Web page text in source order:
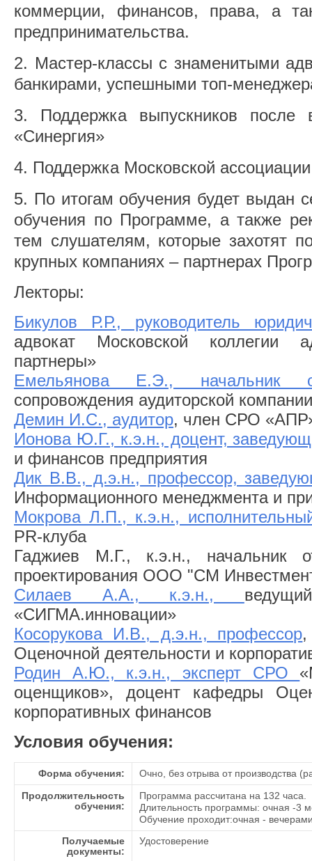
коммерции, финансов, права, а
предпринимательства.
Мастер-классы с знаменитыми
банкирами, успешными топ-
Поддержка выпускников после
«Синергия»
Поддержка Московской
По итогам обучения будет выдан
обучения по Программе, а также
тем слушателям, которые захотят
крупных компаниях – партнерах
Лекторы:
Бикулов Р.Р., руководитель
адвокат Московской коллегии
партнеры»
Емельянова Е.Э., начальник
сопровождения аудиторской компании
Демин И.С., аудитор, член СРО
Ионова Ю.Г., к.э.н., доцент,
и финансов предприятия
Дик В.В., д.э.н., профессор,
Информационного менеджмента и
Мокрова Л.П., к.э.н.,
PR-клуба
Гаджиев М.Г., к.э.н., начальник
проектирования ООО "СМ
Силаев А.А., к.э.н.,
«СИГМА.инновации»
Косорукова И.В., д.э.н., профессор,
Оценочной деятельности и
Родин А.Ю., к.э.н., эксперт СРО
оценщиков», доцент кафедры
корпоративных финансов
Условия обучения:
Форма обучения:
Очно, без отрыва от производства
Продолжительность
обучения:
Программа рассчитана на 132 часа.
Длительность программы: очная -3
Обучение проходит:очная -
Получаемые
документы:
Удостоверение